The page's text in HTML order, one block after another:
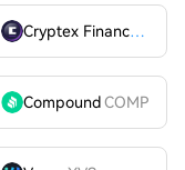
Cryptex FinanceCTX
CompoundCOMP